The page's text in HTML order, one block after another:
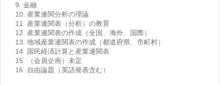
9. 金融
10. 産業連関分析の理論
11. 産業連関表（分析）の教育
12. 産業連関表の作成（全国、海外、国際）
13. 地域産業連関表の作成（都道府県、市町村）
14. 国民経済計算と産業連関表
15. （会員企画）未定
16. 自由論題（英語発表含む）